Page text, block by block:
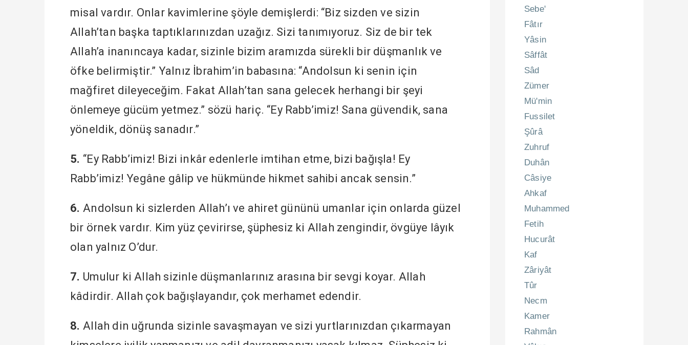
misal vardır. Onlar kavimlerine şöyle demişlerdi: “Biz sizden ve sizin
Allah’tan başka taptıklarınızdan uzağız. Sizi tanımıyoruz. Siz de bir tek
Allah’a inanıncaya kadar, sizinle bizim aramızda sürekli bir düşmanlık ve
öfke belirmiştir.” Yalnız İbrahim’in babasına: “Andolsun ki senin için
mağfiret dileyeceğim. Fakat Allah’tan sana gelecek herhangi bir şeyi
önlemeye gücüm yetmez.” sözü hariç. “Ey Rabb’imiz! Sana güvendik, sana
yöneldik, dönüş sanadır.”
5. “Ey Rabb’imiz! Bizi inkâr edenlerle imtihan etme, bizi bağışla! Ey
Rabb’imiz! Yegâne gâlip ve hükmünde hikmet sahibi ancak sensin.”
6.Andolsun ki sizlerden Allah’ı ve ahiret gününü umanlar için onlarda güzel
bir örnek vardır. Kim yüz çevirirse, şüphesiz ki Allah zengindir, övgüye lâyık
olan yalnız O’dur.
7. Umulur ki Allah sizinle düşmanlarınız arasına bir sevgi koyar. Allah
kâdirdir. Allah çok bağışlayandır, çok merhamet edendir.
8.Allah din uğrunda sizinle savaşmayan ve sizi yurtlarınızdan çıkarmayan
Sebe'
Fâtır
Yâsin
Sâffât
Sâd
Zümer
Mü'min
Fussilet
Şûrâ
Zuhruf
Duhân
Câsiye
Ahkaf
Muhammed
Fetih
Hucurât
Kaf
Zâriyât
Tûr
Necm
Kamer
Rahmân